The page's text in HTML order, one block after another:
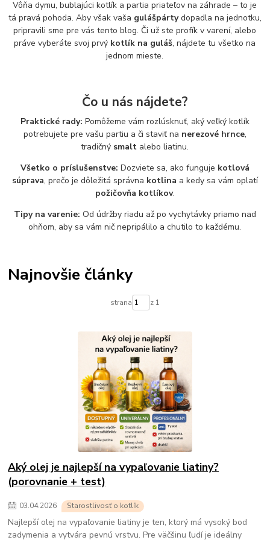
Vôňa dymu, bublajúci kotlík a partia priateľov na záhrade – to je
tá pravá pohoda. Aby však vaša gulášpártydopadla na jednotku,
pripravili sme pre vás tento blog. Či už ste profík v varení, alebo
práve vyberáte svoj prvý kotlík na guláš, nájdete tu všetko na
jednom mieste.
Čo u nás nájdete?
Praktické rady: Pomôžeme vám rozlúsknuť, aký veľký kotlík
potrebujete pre vašu partiu a či staviť na nerezové hrnce,
tradičný smalt alebo liatinu.
Všetko o príslušenstve: Dozviete sa, ako funguje kotlová
súprava, prečo je dôležitá správna kotlina a kedy sa vám oplatí
požičovňa kotlíkov.
Tipy na varenie: Od údržby riadu až po vychytávky priamo nad
ohňom, aby sa vám nič nepripálilo a chutilo to každému.
Najnovšie články
strana z 1
Aký olej je najlepší na vypaľovanie liatiny?
(porovnanie + test)
03.04.2026 Starostlivosť o kotlík
Najlepší olej na vypaľovanie liatiny je ten, ktorý má vysoký bod
zadymenia a vytvára pevnú vrstvu. Pre väčšinu ľudí je ideálny